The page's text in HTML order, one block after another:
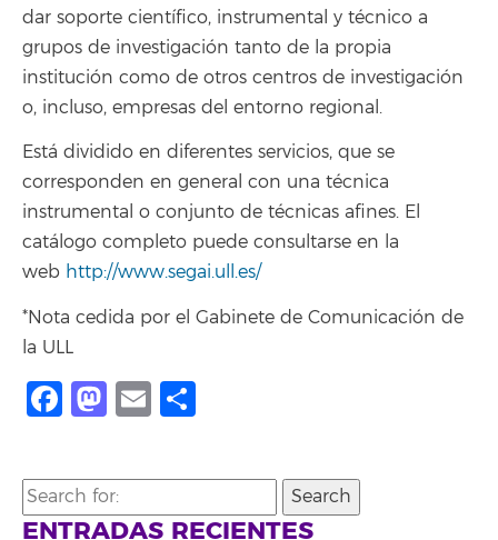
dar soporte científico, instrumental y técnico a
grupos de investigación tanto de la propia
institución como de otros centros de investigación
o, incluso, empresas del entorno regional.
Está dividido en diferentes servicios, que se
corresponden en general con una técnica
instrumental o conjunto de técnicas afines. El
catálogo completo puede consultarse en la
web http://www.segai.ull.es/
*Nota cedida por el Gabinete de Comunicación de
la ULL
Facebook
Mastodon
Email
Search
for:
ENTRADAS RECIENTES